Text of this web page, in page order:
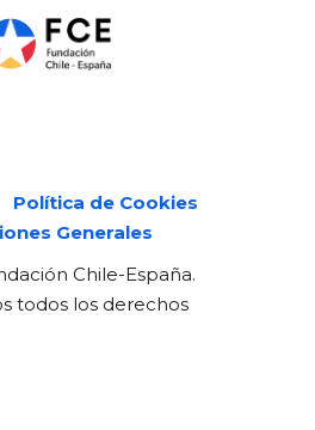
Política de Cookies
Generales
Chile-España.
todos los derechos